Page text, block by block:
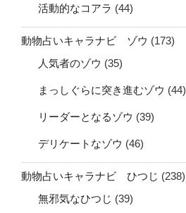
活動的なコアラ (44)
動物占いキャラナビ ゾウ (173)
人気者のゾウ (35)
まっしぐらに突き進むゾウ (44)
リーダーとなるゾウ (39)
デリケートなゾウ (46)
動物占いキャラナビ ひつじ (238)
無邪気なひつじ (39)